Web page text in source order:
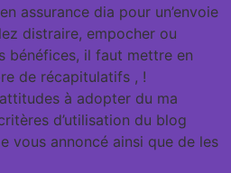
assurance dia pour un’envoie
distraire, empocher ou
bénéfices, il faut mettre en
de récapitulatifs , !
à adopter du ma
d’utilisation du blog
vous annoncé ainsi que de les